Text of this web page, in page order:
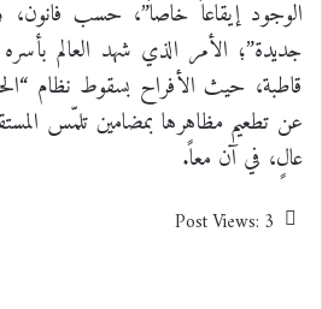
الوجود إيقاعاً خاصاً”، حسب فانون،
جديدة”؛ الأمر الذي شهد العالم
قاطبة، حيث الأفراح بسقوط نظام
عن تطعيم مظاهرها بمضامين تلمّس
عالٍ، في آن معاً.
Post Views: 3